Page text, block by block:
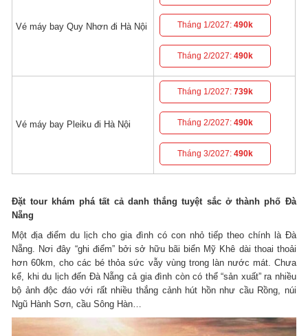
Vé máy bay Quy Nhơn đi Hà Nội Tháng 1/2027:490k
Tháng 2/2027:490k
Vé máy bay Pleiku đi Hà Nội
Tháng 1/2027:739k
Tháng 2/2027:490k
Tháng 3/2027:490k
Đặt tour khám phá tất cả danh thắng tuyệt sắc ở thành phố Đà
Nẵng
Một địa điểm du lịch cho gia đình có con nhỏ tiếp theo chính là Đà
Nẵng. Nơi đây “ghi điểm” bởi sở hữu bãi biển Mỹ Khê dài thoai thoải
hơn 60km, cho các bé thỏa sức vẫy vùng trong làn nước mát. Chưa
kể, khi du lịch đến Đà Nẵng cả gia đình còn có thể “sản xuất” ra nhiều
bộ ảnh độc đáo với rất nhiều thắng cảnh hút hồn như cầu Rồng, núi
Ngũ Hành Sơn, cầu Sông Hàn…